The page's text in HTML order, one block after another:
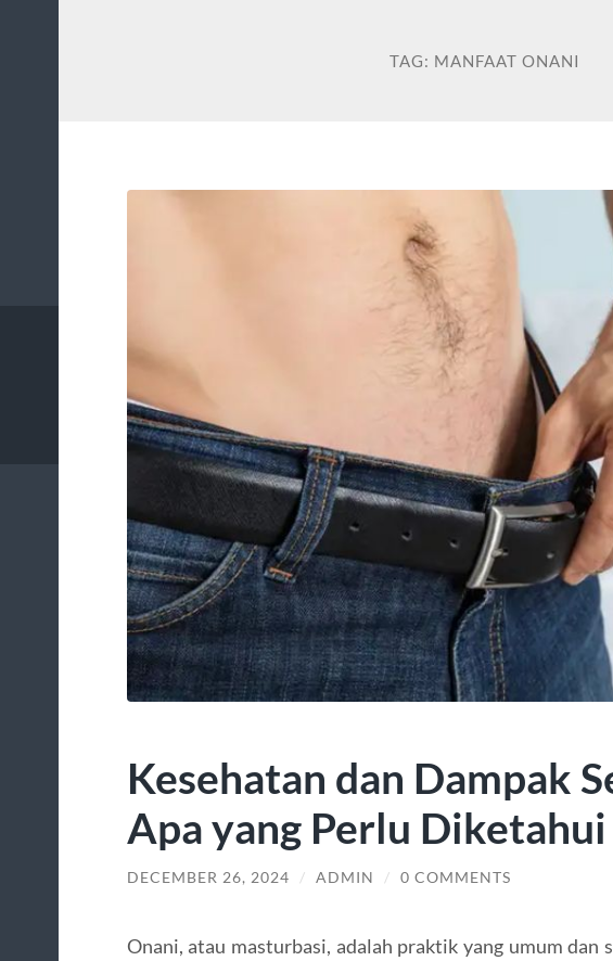
TAG: MANFAAT ONANI
Kesehatan dan Dampak
Apa yang Perlu Diketahui
DECEMBER 26, 2024 / ADMIN / 0 COMMENTS
Onani, atau masturbasi, adalah praktik yang umum dan